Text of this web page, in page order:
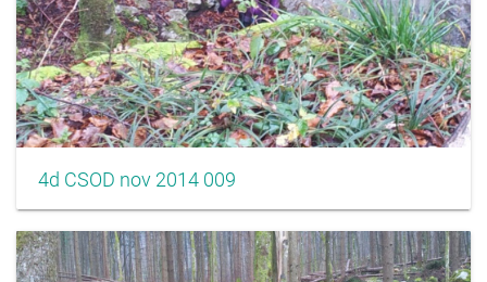
4d CSOD nov 2014 009